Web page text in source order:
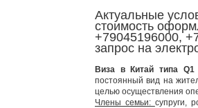
Актуальные
стоимость
+79045196000,
запрос на
Виза в Китай типа Q1
постоянный вид на
целью осуществления
Члены семьи: супруги,